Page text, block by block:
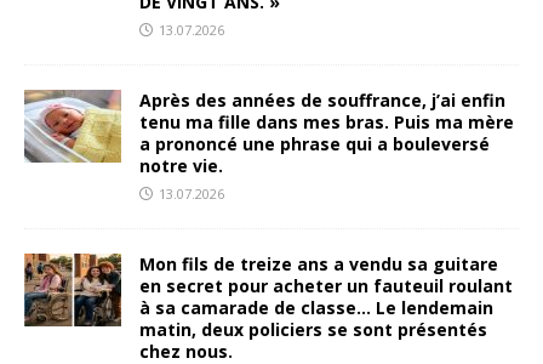
13.07.2026
Après des années de souffrance, j’ai enfin
tenu ma fille dans mes bras. Puis ma mère
a prononcé une phrase qui a bouleversé
notre vie.
13.07.2026
Mon fils de treize ans a vendu sa guitare
en secret pour acheter un fauteuil roulant
à sa camarade de classe… Le lendemain
matin, deux policiers se sont présentés
chez nous.